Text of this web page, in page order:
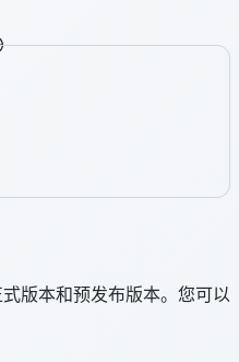
版本和预发布版本。您可以